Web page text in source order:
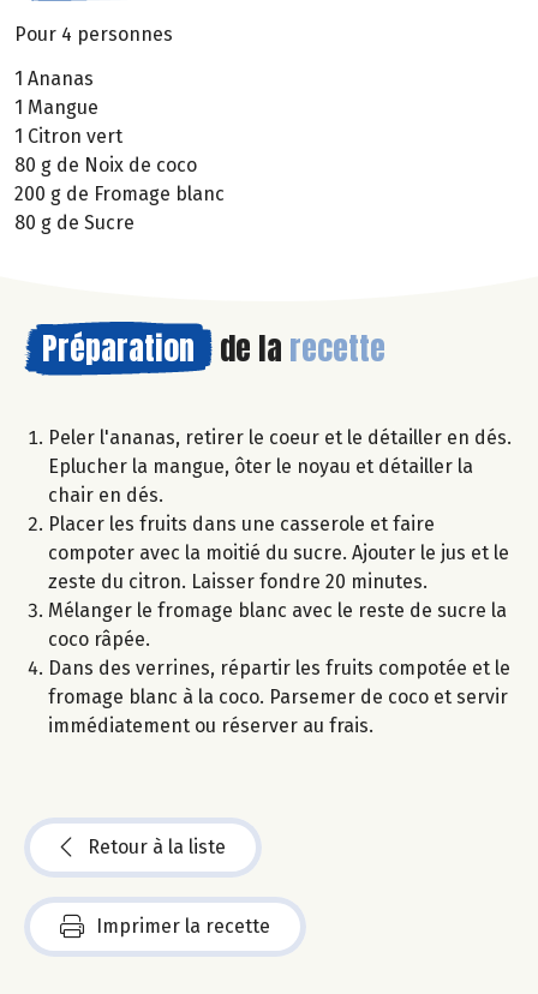
Pour 4 personnes
1 Ananas
1 Mangue
1 Citron vert
80 g de Noix de coco
200 g de Fromage blanc
80 g de Sucre
Préparation de la recette
Peler l'ananas, retirer le coeur et le détailler en dés.
Eplucher la mangue, ôter le noyau et détailler la
chair en dés.
Placer les fruits dans une casserole et faire
compoter avec la moitié du sucre. Ajouter le jus et le
zeste du citron. Laisser fondre 20 minutes.
Mélanger le fromage blanc avec le reste de sucre la
coco râpée.
Dans des verrines, répartir les fruits compotée et le
fromage blanc à la coco. Parsemer de coco et servir
immédiatement ou réserver au frais.
Retour à la liste
Imprimer la recette